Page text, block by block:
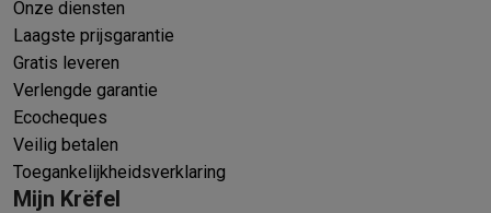
Onze diensten
Laagste prijsgarantie
Gratis leveren
Verlengde garantie
Ecocheques
Veilig betalen
Toegankelijkheidsverklaring
Mijn Krëfel